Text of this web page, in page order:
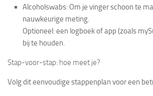
Alcoholswabs: Om je vinger schoon te
nauwkeurige meting.
Optioneel: een logboekof app (zoals
bij te houden.
Stap-voor-stap: hoe meet je?
Volg dit eenvoudige stappenplan voor een